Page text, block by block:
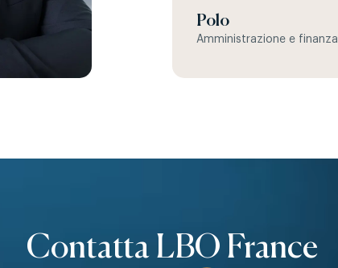
Polo
Amministrazione e finanza
Contatta LBO France